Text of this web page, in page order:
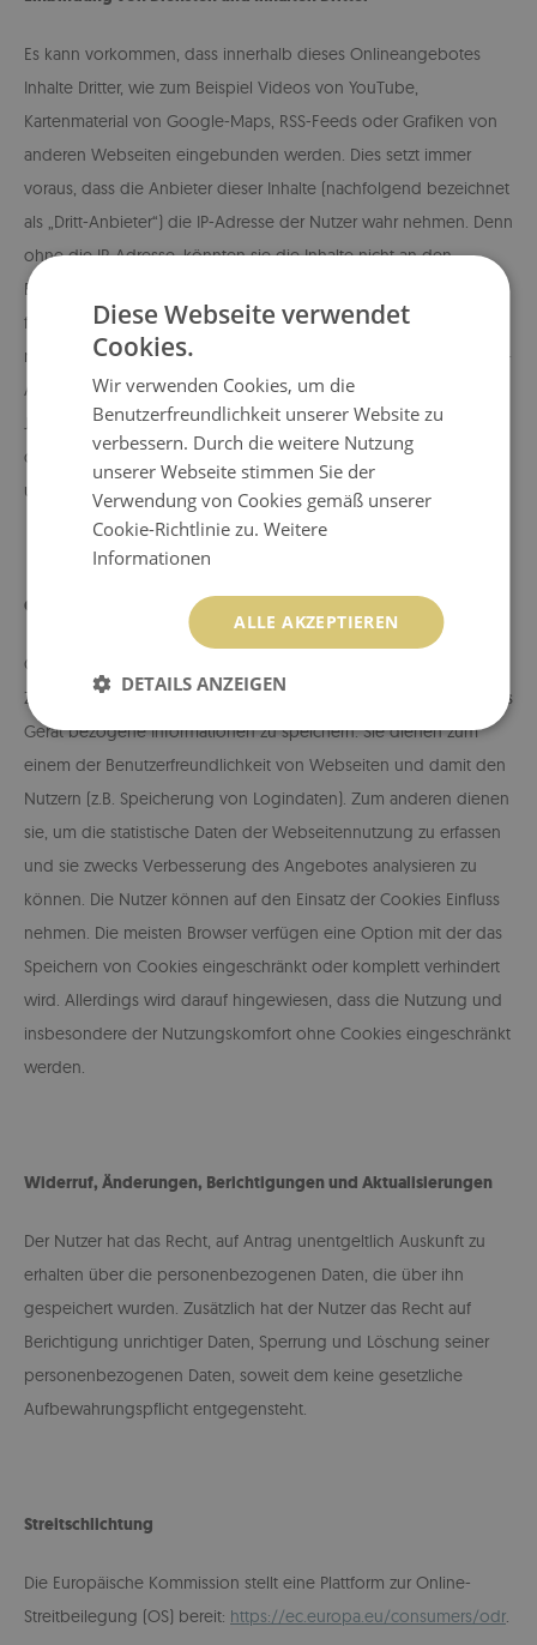
Es kann vorkommen, dass innerhalb dieses Onlineangebotes
Inhalte Dritter, wie zum Beispiel Videos von YouTube,
Kartenmaterial von Google-Maps, RSS-Feeds oder Grafiken von
anderen Webseiten eingebunden werden. Dies setzt immer
voraus, dass die Anbieter dieser Inhalte (nachfolgend bezeichnet
als „Dritt-Anbieter“) die IP-Adresse der Nutzer wahr nehmen. Denn
ohne die IP-Adresse, könnten sie die Inhalte nicht an den
Browser des jeweiligen Nutzers senden. Die IP-Adresse ist damit
für die Darstellung dieser Inhalte erforderlich. Wir bemühen uns
nur solche Inhalte zu verwenden, deren jeweilige Anbieter die IP-
Adresse lediglich zur Auslieferung der Inhalte verwenden.
Jedoch haben wir keinen Einfluss darauf, falls die Dritt-Anbieter
die IP-Adresse z.B. für statistische Zwecke speichern. Soweit dies
uns bekannt ist, klären wir die Nutzer darüber auf.
Cookies
Cookies sind kleine Dateien, die es ermöglichen, auf dem
Zugriffsgerät der Nutzer (PC, Smartphone o.ä.) spezifische, auf das
Gerät bezogene Informationen zu speichern. Sie dienen zum
einem der Benutzerfreundlichkeit von Webseiten und damit den
Nutzern (z.B. Speicherung von Logindaten). Zum anderen dienen
sie, um die statistische Daten der Webseitennutzung zu erfassen
und sie zwecks Verbesserung des Angebotes analysieren zu
können. Die Nutzer können auf den Einsatz der Cookies Einfluss
nehmen. Die meisten Browser verfügen eine Option mit der das
Speichern von Cookies eingeschränkt oder komplett verhindert
wird. Allerdings wird darauf hingewiesen, dass die Nutzung und
insbesondere der Nutzungskomfort ohne Cookies eingeschränkt
werden.
Widerruf, Änderungen, Berichtigungen und Aktualisierungen
Der Nutzer hat das Recht, auf Antrag unentgeltlich Auskunft zu
erhalten über die personenbezogenen Daten, die über ihn
gespeichert wurden. Zusätzlich hat der Nutzer das Recht auf
Berichtigung unrichtiger Daten, Sperrung und Löschung seiner
personenbezogenen Daten, soweit dem keine gesetzliche
Aufbewahrungspflicht entgegensteht.
Streitschlichtung
Die Europäische Kommission stellt eine Plattform zur Online-
Streitbeilegung (OS) bereit: https://ec.europa.eu/consumers/odr.
Diese Webseite verwendet
Cookies.
Wir verwenden Cookies, um die
Benutzerfreundlichkeit unserer Website zu
verbessern. Durch die weitere Nutzung
unserer Webseite stimmen Sie der
Verwendung von Cookies gemäß unserer
Cookie-Richtlinie zu.Weitere
Informationen
ALLE AKZEPTIEREN
DETAILS ANZEIGEN